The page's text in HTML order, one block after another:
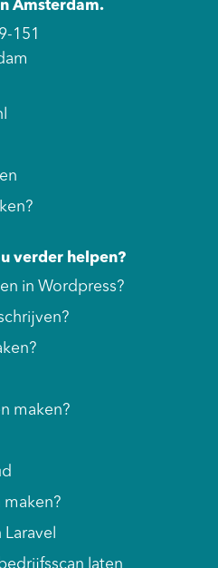
Amsterdam.
151
verder helpen?
in Wordpress?
maken?
maken?